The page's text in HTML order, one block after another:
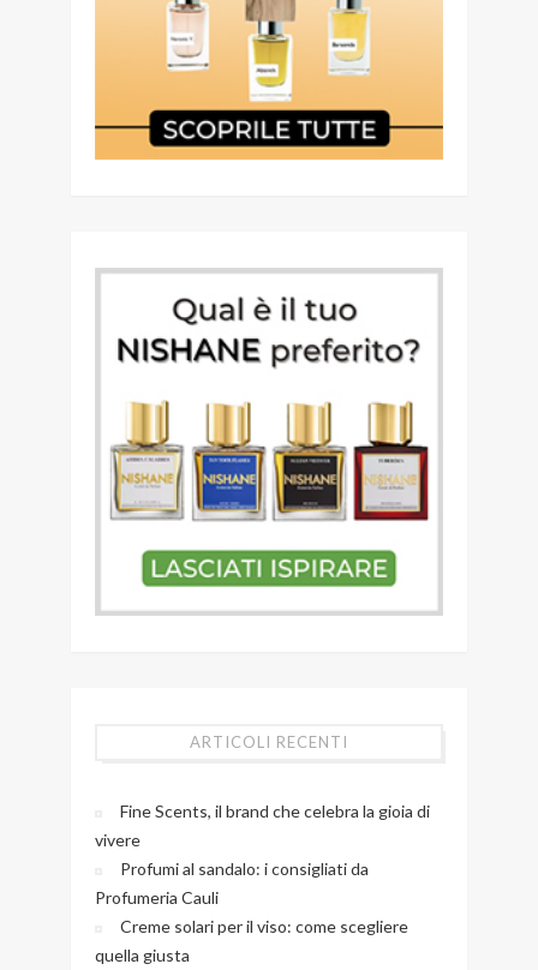
ARTICOLI RECENTI
Fine Scents, il brand che celebra la gioia di
vivere
Profumi al sandalo: i consigliati da
Profumeria Cauli
Creme solari per il viso: come scegliere
quella giusta